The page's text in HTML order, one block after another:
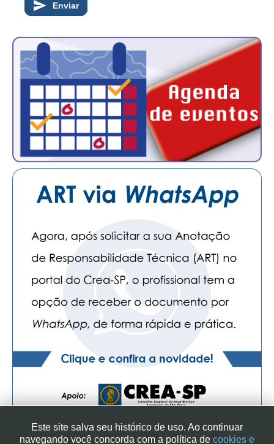
Enviar
Este site salva seu histórico de uso. Ao continuar
navegando você concorda com a política de cookies e